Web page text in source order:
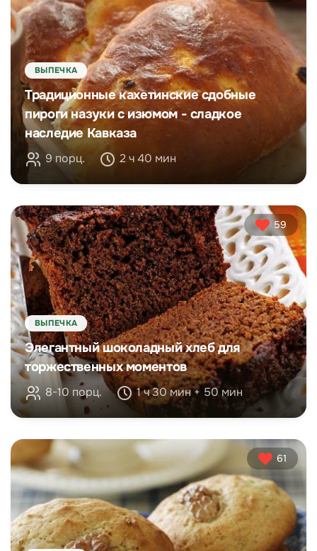
ВЫПЕЧКА
Традиционные кахетинские сдобные
пироги назуки с изюмом - сладкое
наследие Кавказа
9 порц. 2 ч 40 мин
59
ВЫПЕЧКА
Элегантный шоколадный хлеб для
торжественных моментов
8-10 порц. 1 ч 30 мин + 50 мин
61